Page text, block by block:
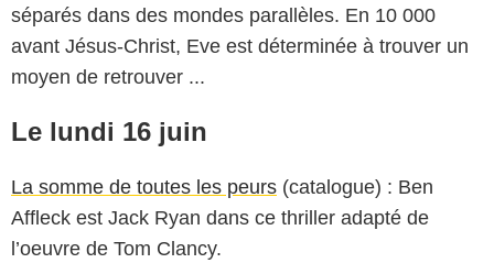
séparés dans des mondes parallèles. En 10 000
avant Jésus-Christ, Eve est déterminée à trouver un
moyen de retrouver ...
Le lundi 16 juin
La somme de toutes les peurs (catalogue) : Ben
Affleck est Jack Ryan dans ce thriller adapté de
l’oeuvre de Tom Clancy.